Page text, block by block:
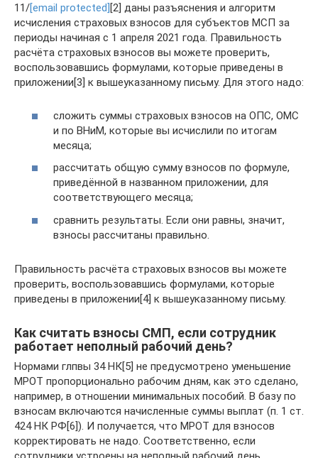
11/[email protected] [2] даны разъяснения и алгоритм
исчисления страховых взносов для субъектов МСП за
периоды начиная с 1 апреля 2021 года. Правильность
расчёта страховых взносов вы можете проверить,
воспользовавшись формулами, которые приведены в
приложении[3] к вышеуказанному письму. Для этого надо:
сложить суммы страховых взносов на ОПС, ОМС
и по ВНиМ, которые вы исчислили по итогам
месяца;
рассчитать общую сумму взносов по формуле,
приведённой в названном приложении, для
соответствующего месяца;
сравнить результаты. Если они равны, значит,
взносы рассчитаны правильно.
Правильность расчёта страховых взносов вы можете
проверить, воспользовавшись формулами, которые
приведены в приложении[4] к вышеуказанному письму.
Как считать взносы СМП, если сотрудник
работает неполный рабочий день?
Нормами глпвы 34 НК[5] не предусмотрено уменьшение
МРОТ пропорционально рабочим дням, как это сделано,
например, в отношении минимальных пособий. В базу по
взносам включаются начисленные суммы выплат (п. 1 ст.
424 НК РФ[6]). И получается, что МРОТ для взносов
корректировать не надо. Соответственно, если